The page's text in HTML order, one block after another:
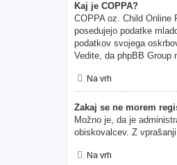
Kaj je COPPA?
COPPA oz. Child
posedujejo podatke
podatkov svojega
Vedite, da phpBB Group
Na vrh
Zakaj se ne morem
Možno je, da je
obiskovalcev. Z
Na vrh